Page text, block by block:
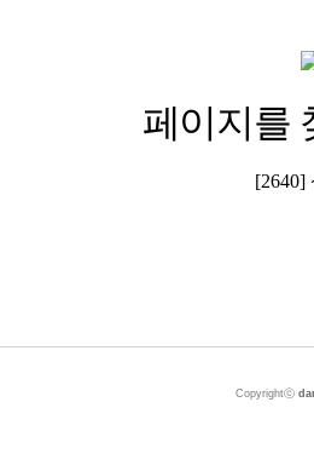
페이지를
[2640]
Copyrightⓒ